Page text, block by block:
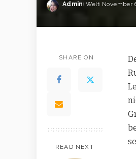
Admin Welt November
SHARE ON
READ NEXT